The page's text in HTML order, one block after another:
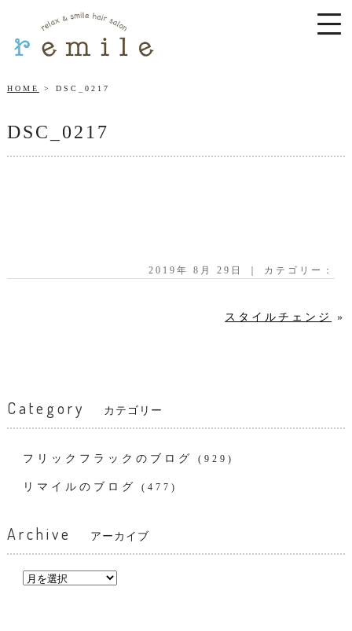
HOME DSC_0217
DSC_0217
2019年 8月 29日 ｜ カテゴリー：
スタイルチェンジ »
Category カテゴリー
フリックフラックのブログ (929)
リマイルのブログ (477)
Archive アーカイブ